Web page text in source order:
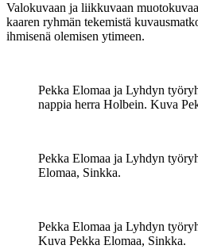
Valokuvaan ja liikkuvaan
kaaren ryhmän tekemistä
ihmisenä olemisen ytimeen.
Pekka Elomaa ja Lyhdyn
nappia herra Holbein. Kuva
Pekka Elomaa ja Lyhdyn
Elomaa, Sinkka.
Pekka Elomaa ja Lyhdyn
Kuva Pekka Elomaa, Sinkka.